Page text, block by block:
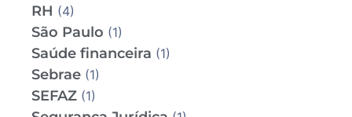
RH (4)
São Paulo (1)
Saúde financeira (1)
Sebrae (1)
SEFAZ (1)